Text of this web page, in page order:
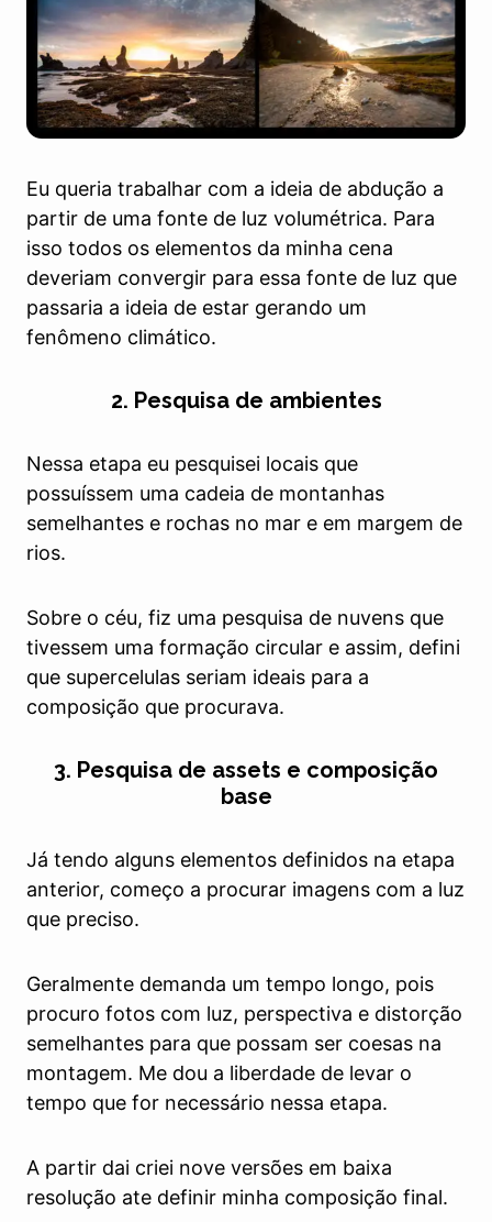
Eu queria trabalhar com a ideia de abdução a
partir de uma fonte de luz volumétrica. Para
isso todos os elementos da minha cena
deveriam convergir para essa fonte de luz que
passaria a ideia de estar gerando um
fenômeno climático.
2. Pesquisa de ambientes
Nessa etapa eu pesquisei locais que
possuíssem uma cadeia de montanhas
semelhantes e rochas no mar e em margem de
rios.
Sobre o céu, fiz uma pesquisa de nuvens que
tivessem uma formação circular e assim, defini
que supercelulas seriam ideais para a
composição que procurava.
3. Pesquisa de assets e composição
base
Já tendo alguns elementos definidos na etapa
anterior, começo a procurar imagens com a luz
que preciso.
Geralmente demanda um tempo longo, pois
procuro fotos com luz, perspectiva e distorção
semelhantes para que possam ser coesas na
montagem. Me dou a liberdade de levar o
tempo que for necessário nessa etapa.
A partir dai criei nove versões em baixa
resolução ate definir minha composição final.